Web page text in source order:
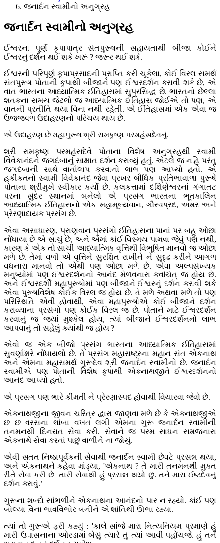
જનાર્દન સ્વામીનો અનુગ્રહ
જનાર્દન સ્વામીનો અનુગ્રહ
ઈશ્વરના પૂર્ણ કૃપાપાત્ર સંતપુરૂષની સહાયતાથી બીજા કોઈને
ઈશ્વરનું દર્શન થઈ શકે ખરૂં ? જરૂર થઈ શકે.
ઈશ્વરની પરિપૂર્ણ કૃપાપ્રસાદની પ્રાપ્તિ કરી ચૂકેલા, કોઈ વિરલ સમર્થ
સંતપુરૂષ પોતાની કૃપાથી બીજાને પણ ઈશ્વરદર્શન કરાવી શકે છે, એ
વાત ભારતના આધ્યાત્મિક ઈતિહાસમાં સુપ્રસિદ્ધ છે. ભારતનો છેલ્લા
શતકના સમય જેટલો જ આધ્યાત્મિક ઈતિહાસ જોઈએ તો પણ, એ
વાતની પ્રતીતિ થયા વિના નથી રહેતી. એ ઈતિહાસમાં એક એવા જ
ઉજ્જવળ ઉદાહરણનો પરિચય થાય છે.
એ ઉદાહરણ છે મહાપુરૂષ શ્રી રામકૃષ્ણ પરમહંસદેવનું.
શ્રી રામકૃષ્ણ પરમહંસદેવે પોતાના વિશેષ અનુગ્રહથી સ્વામી
વિવેકાનંદને જગદંબાનું સાક્ષાત દર્શન કરાવ્યું હતું. એટલે જ નહિ પરંતુ
જગદંબાની સાથે વાર્તાલાપ કરવાનો લાભ પણ આપ્યો હતો. એ
હકીકતનો સ્વામી વિવેકાનંદ જેવા પ્રખર બૌધિક પ્રતિભાવાળા પુરૂષે
પોતાના શ્રીમુખે સ્વીકાર કર્યો છે. કલકત્તામાં દક્ષિણેશ્વરનાં ગંગાતટ
પરના સુંદર સ્થાનમાં બનેલો એ પ્રસંગ ભારતના ભૂતકાલિન
આધ્યાત્મિક ઈતિહાસનો એક મહામૂલ્યવાન, ગૌરવપ્રદ, અમર અને
પ્રેરણાદાયક પ્રસંગ છે.
એવા અસાધારણ, પ્રાણવાન પ્રસંગો ઈતિહાસના પાનાં પર બહુ ઓછા
નોંધાયા છે એ સાચું છે, અને એમાં કાંઈ વિસ્મય પામવા જેવું પણ નથી,
કારણ કે એક તો સાચી આધ્યાત્મિક વૃત્તિથી વિભૂષિત માનવો જ ઓછા
મળે છે. તેમાં વળી એ વૃત્તિને સુરક્ષિત રાખીને ને સુદૃઢ કરીને આગળ
વધનારા માનવો તો એથી પણ ઓછા મળે છે. એવા અલ્પસંખ્યક
મનુષ્યોમાં પણ ઈશ્વરદર્શનનો આનંદ મેળવનારા કવચિત્ જ હોય છે.
અને ઈશ્વરદર્શી મહાપુરૂષોમાં પણ બીજાને ઈશ્વરનું દર્શન કરાવી શકે
એવા પુરૂષવિશેષ કોઈક વિરલ જ હોય છે. તે મળે અથવા મળે તો પણ
પરિસ્થિતિ એવી હોવાથી, એવા મહાપુરૂષોએ કોઈ બીજાને દર્શન
કરાવ્યાના પ્રસંગો પણ કોઈક વિરલ જ છે. પોતાને માટે ઈશ્વરદર્શન
કરવાનું જ જ્યાં મુશ્કેલ હોય, ત્યાં બીજાને ઈશ્વરદર્શનનો લાભ
આપવાનું તો સહેલું ક્યાંથી જ હોય ?
એવો જ એક બીજો પ્રસંગ ભારતના આધ્યાત્મિક ઈતિહાસમાં
સુવર્ણાક્ષરે નોંધાયલો છે. તે પ્રસંગ મહારાષ્ટ્રના મહાન સંત એકનાથ
અને એમના મહાસમર્થ ગુરૂદેવ શ્રી જનાર્દન સ્વામીનો છે. જનાર્દન
સ્વામીએ પણ પોતાની વિશેષ કૃપાથી એકનાથજીને ઈશ્વરદર્શનનો
આનંદ આપ્યો હતો.
એ પ્રસંગ પણ ભારે કીંમતી ને પ્રેરણાસ્પદ હોવાથી વિચારવા જેવો છે.
એકનાથજીના જીવન ચરિત્ર દ્વારા જાણવા મળે છે કે એકનાથજીએ
છ છ વરસના લાંબા વખત લગી એમના ગુરૂ જનાર્દન સ્વામીની
તનમનથી દિનરાત સેવા કરી. સેવાને જ પરમ સાધન સમજનારા
એકનાથે સેવા કરતાં પાછું વાળીને ના જોયું.
એવી સતત નિષ્ઠાપૂર્વકની સેવાથી જનાર્દન સ્વામી છેવટે પ્રસન્ન થયા,
અને એકનાથને કહેવા માંડ્યા, 'એકનાથ ? તેં મારી તનમનથી મુક્ત
રીતે સેવા કરી છે. તારી સેવાથી હું પ્રસન્ન થયો છું. તને મારા ઈષ્ટદેવનું
દર્શન કરાવું.’
ગુરૂના શબ્દો સાંભળીને એકનાથના આનંદનો પાર ન રહ્યો. કાંઈ પણ
બોલ્યા વિના ભાવવિભોર બનીને એ શાંતિથી ઊભા રહ્યા.
ત્યાં તો ગુરૂએ ફરી કહ્યું : 'કાલે સાંજે મારા નિત્યનિયમ પ્રમાણે હું
મારી ઉપાસનાના ઓરડામાં બેસું ત્યારે તું ત્યાં આવી પહોંચજે. હું તને